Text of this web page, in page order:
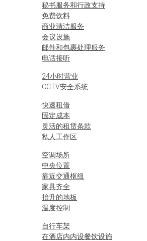
秘书服务和行政支持
免费饮料
商业清洁服务
会议设施
邮件和包裹处理服务
电话接听
24小时营业
CCTV安全系统
快速租借
固定成本
灵活的租赁条款
私人工作区
空调场所
中央位置
靠近交通枢纽
家具齐全
抬升的地板
温度控制
自行车架
在酒店内内设餐饮设施